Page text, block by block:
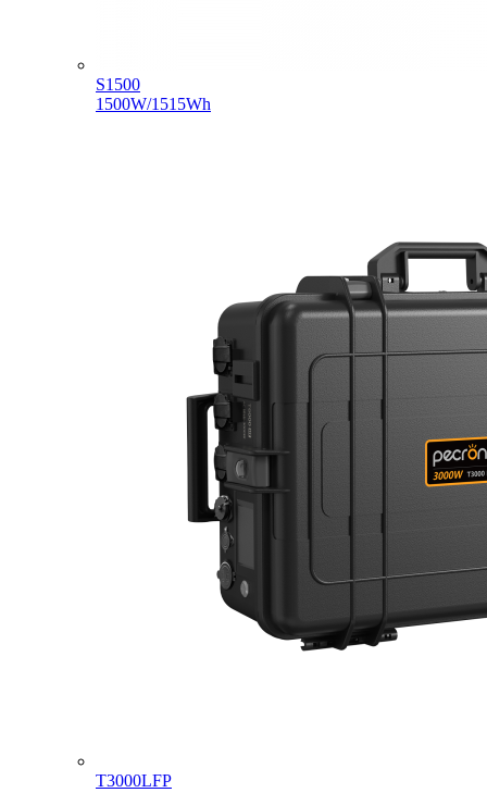
S1500
1500W/1515Wh
T3000LFP